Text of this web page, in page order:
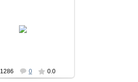
1286 0 0.0